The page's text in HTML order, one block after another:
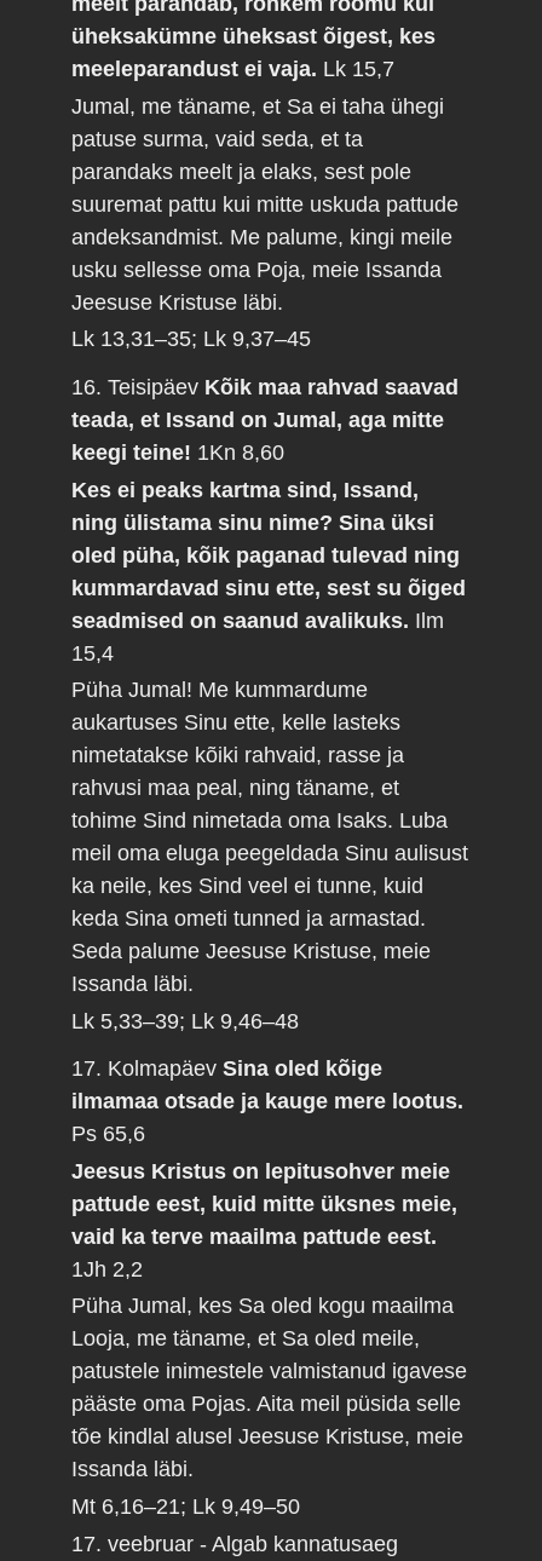
üheksakümne üheksast õigest, kes
meeleparandust ei vaja. Lk 15,7
Jumal, me täname, et Sa ei taha ühegi
patuse surma, vaid seda, et ta
parandaks meelt ja elaks, sest pole
suuremat pattu kui mitte uskuda pattude
andeksandmist. Me palume, kingi meile
usku sellesse oma Poja, meie Issanda
Jeesuse Kristuse läbi.
Lk 13,31–35; Lk 9,37–45
16. Teisipäev Kõik maa rahvad saavad
teada, et Issand on Jumal, aga mitte
keegi teine! 1Kn 8,60
Kes ei peaks kartma sind, Issand,
ning ülistama sinu nime? Sina üksi
oled püha, kõik paganad tulevad ning
kummardavad sinu ette, sest su õiged
seadmised on saanud avalikuks. Ilm
15,4
Püha Jumal! Me kummardume
aukartuses Sinu ette, kelle lasteks
nimetatakse kõiki rahvaid, rasse ja
rahvusi maa peal, ning täname, et
tohime Sind nimetada oma Isaks. Luba
meil oma eluga peegeldada Sinu aulisust
ka neile, kes Sind veel ei tunne, kuid
keda Sina ometi tunned ja armastad.
Seda palume Jeesuse Kristuse, meie
Issanda läbi.
Lk 5,33–39; Lk 9,46–48
17. KolmapäevSina oled kõige
ilmamaa otsade ja kauge mere lootus.
Ps 65,6
Jeesus Kristus on lepitusohver meie
pattude eest, kuid mitte üksnes meie,
vaid ka terve maailma pattude eest.
1Jh 2,2
Püha Jumal, kes Sa oled kogu maailma
Looja, me täname, et Sa oled meile,
patustele inimestele valmistanud igavese
pääste oma Pojas. Aita meil püsida selle
tõe kindlal alusel Jeesuse Kristuse, meie
Issanda läbi.
Mt 6,16–21; Lk 9,49–50
17. veebruar - Algab kannatusaeg